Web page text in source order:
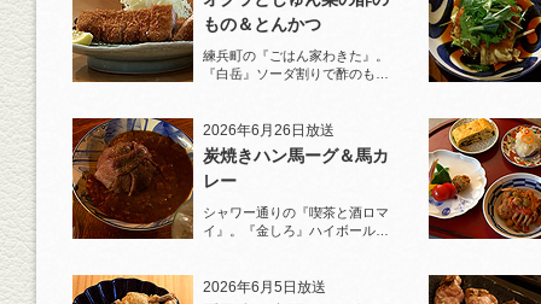
もの＆とんかつ
練兵町の『ごはん家わきた』。
『白岳』ソーダ割りで酢のもの
2026年6月26日放送
炭焼きハン馬ーグ＆馬カ
レー
シャワー通りの『喫茶と酒ロマ
イ』。『金しろ』ハイボールで
2026年6月5日放送